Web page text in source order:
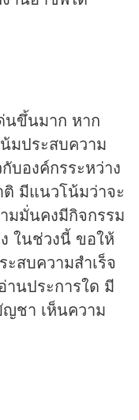
นขึ้นมาก หาก
มประสบความ
บองค์กรระหว่าง
มีแนวโน้มว่าจะ
มมั่นคงมีกิจกรรม
ในช่วงนี้ ขอให้
สบความสำเร็จ
นประการใด มี
ชา เห็นความ